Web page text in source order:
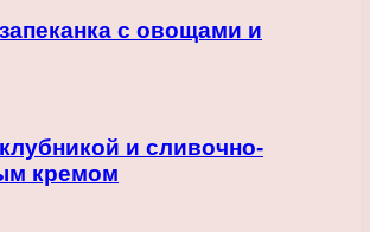
с овощами и
и сливочно-
кремом